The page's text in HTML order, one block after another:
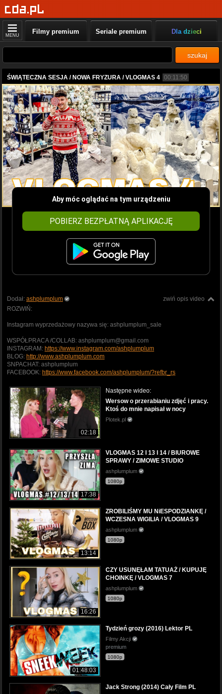
MENU Filmy premium Seriale premium Dla dzieci
szukaj
ŚWIĄTECZNA SESJA / NOWA FRYZURA / VLOGMAS 4 00:11:50
Aby móc oglądać na tym urządzeniu
POBIERZ BEZPŁATNĄ APLIKACJĘ
zwiń opis video
Dodał: ashplumplum
ROZWIŃ:
Instagram wyprzedażowy nazywa się: ashplumplum_sale
WSPÓŁPRACA /COLLAB: ashplumplum@gmail.com
INSTAGRAM: https://www.instagram.com/ashplumplum
BLOG: http://www.ashplumplum.com
SNPACHAT: ashplumplum
FACEBOOK: https://www.facebook.com/ashplumplum/?refbr_rs
02:18
Następne wideo:
Wersow o przerabianiu zdjęć i pracy.
Ktoś do mnie napisał w nocy
Plotek.pl
17:38
VLOGMAS 12 I 13 I 14 / BIUROWE
SPRAWY / ZIMOWE STUDIO
ashplumplum
1080p
13:14
ZROBILIŚMY MU NiESPODZIANKĘ /
WCZESNA WIGILIA / VLOGMAS 9
ashplumplum
1080p
16:26
CZY USUNĘŁAM TATUAŻ / KUPUJĘ
CHOINKĘ / VLOGMAS 7
ashplumplum
1080p
01:48:03
Tydzień grozy (2016) Lektor PL
Filmy Akcji
premium
1080p
Jack Strong (2014) Cały Film PL